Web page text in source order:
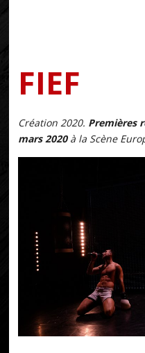
FIEF
Création 2020. Premières
mars 2020à la Scène